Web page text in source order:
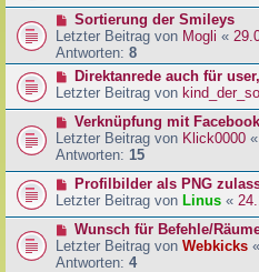
Sortierung der Smileys
Letzter Beitrag von Mogli «
Antworten: 8
Direktanrede auch für
Letzter Beitrag von
Verknüpfung mit Facebook
Letzter Beitrag von Klick0000 «
Antworten: 15
Profilbilder als PNG
Letzter Beitrag von Linus «
Wunsch für Befehle/
Letzter Beitrag von Webkicks «
Antworten: 4